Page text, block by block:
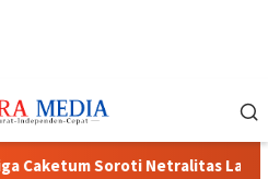
Soroti Netralitas Lampung dan